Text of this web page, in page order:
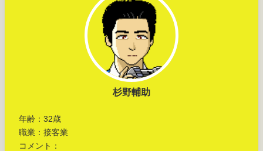
杉野輔助
年齢：32歳
職業：接客業
コメント：